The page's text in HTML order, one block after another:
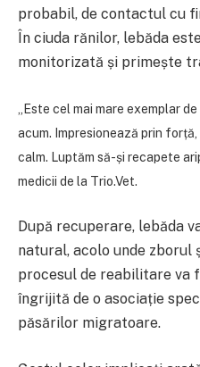
probabil, de contactul cu
În ciuda rănilor, lebăda
monitorizată și primește
„Este cel mai mare exemplar
acum. Impresionează prin
calm. Luptăm să-și recapete
medicii de la Trio.Vet.
După recuperare, lebăda
natural, acolo unde zborul
procesul de reabilitare va
îngrijită de o asociație
păsărilor migratoare.